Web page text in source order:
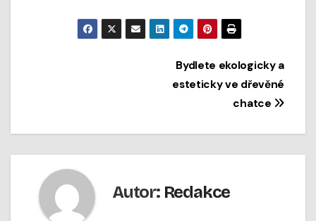
příspěvek
Bydlete ekologicky a
esteticky ve dřevěné
chatce
Autor: Redakce